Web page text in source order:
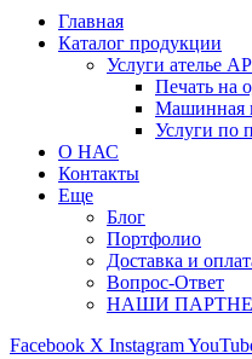
Главная
Каталог продукции
Услуги ателье
Печать на
Машинная
Услуги по
О НАС
Контакты
Еще
Блог
Портфолио
Доставка и
Вопрос-Ответ
НАШИ
Facebook X Instagram